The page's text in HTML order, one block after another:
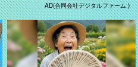
AD(合同会社デジタルファーム )